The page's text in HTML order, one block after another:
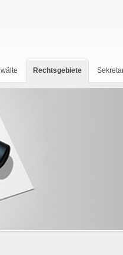
Rechtsgebiete